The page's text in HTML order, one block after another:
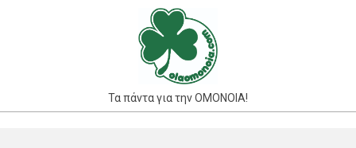
Τα πάντα για την ΟΜΟΝΟΙΑ!